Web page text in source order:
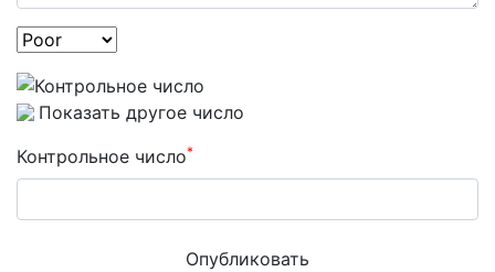
Показать другое число
Контрольное число*
Опубликовать